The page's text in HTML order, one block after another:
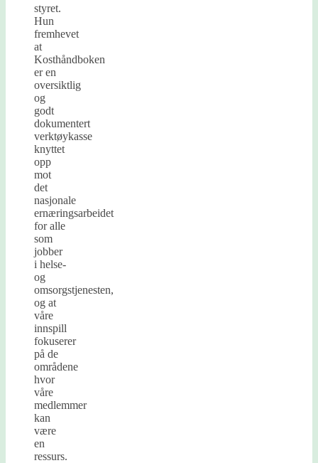
styret.
Hun
fremhevet
at
Kosthåndboken
er en
oversiktlig
og
godt
dokumentert
verktøykasse
knyttet
opp
mot
det
nasjonale
ernæringsarbeidet
for alle
som
jobber
i helse-
og
omsorgstjenesten,
og at
våre
innspill
fokuserer
på de
områdene
hvor
våre
medlemmer
kan
være
en
ressurs.